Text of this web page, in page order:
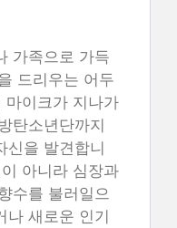
가족으로 가득
드리우는 어두
마이크가 지나가
탄소년단까지
신을 발견합니
아니라 심장과
수를 불러일으
나 새로운 인기